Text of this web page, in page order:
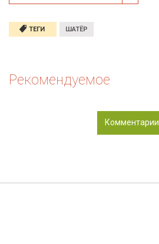
ТЕГИ ШАТЁР
Рекомендуемое
Комментарии